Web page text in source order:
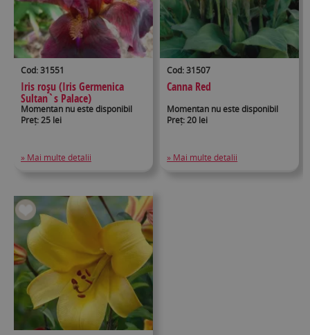
Cod: 31551
Iris roșu (Iris Germenica
Sultan`s Palace)
Momentan nu este disponibil
Preț: 25 lei
» Mai multe detalii
Cod: 31507
Canna Red
Momentan nu este disponibil
Preț: 20 lei
» Mai multe detalii